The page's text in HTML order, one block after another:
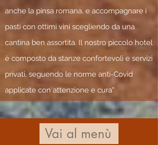
anche la pinsa romana, e accompagnare i
pasti con ottimi vini scegliendo da una
cantina ben assortita. Il nostro piccolo hotel
è composto da stanze confortevoli e servizi
privati, seguendo le norme anti-Covid
applicate con attenzione e cura"
Vai al menù